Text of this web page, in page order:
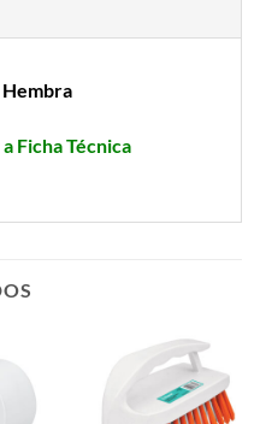
Hembra
Ficha Técnica